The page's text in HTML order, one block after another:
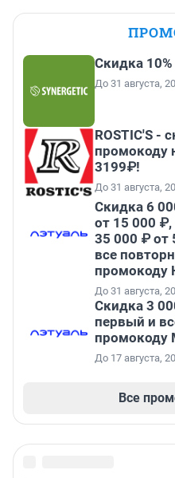
Скидка
До 31 августа,
ROSTIC'S -
промокоду
3199₽!
До 31 августа,
Скидка 6
от 15 000
35 000 ₽ от
все
промокоду
До 31 августа,
Скидка 3
первый и
До 17 августа,
Все